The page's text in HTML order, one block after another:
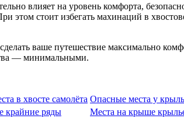
влияет на уровень комфорта,
этом стоит избегать махинаций в
ваше путешествие максимально
— минимальными.
в хвосте самолёта Опасные места у
крайние ряды Места на крыше